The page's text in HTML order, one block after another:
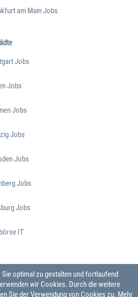
am Main Jobs
Jobs
Jobs
Jobs
Jobs
Jobs
Jobs
Jobs
IT
Sie optimal zu gestalten und fortlaufend
wir Cookies. Durch die weitere
Sie der Verwendung von Cookies zu. Mehr